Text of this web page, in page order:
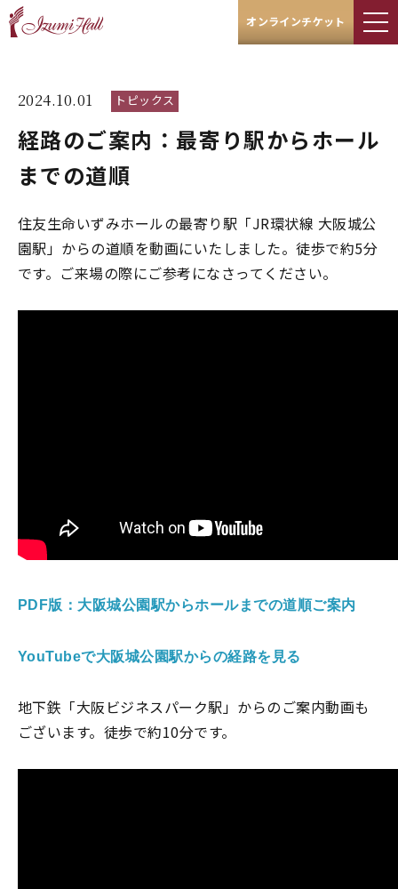
オンラインチケット
2024.10.01 トピックス
経路のご案内：最寄り駅からホール
までの道順
住友生命いずみホールの最寄り駅「JR環状線 大阪城公
園駅」からの道順を動画にいたしました。徒歩で約5分
です。ご来場の際にご参考になさってください。
PDF版：大阪城公園駅からホールまでの道順ご案内
YouTubeで大阪城公園駅からの経路を見る
地下鉄「大阪ビジネスパーク駅」からのご案内動画も
ございます。徒歩で約10分です。